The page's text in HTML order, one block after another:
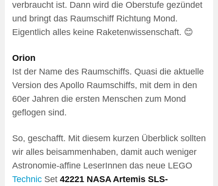
verbraucht ist. Dann wird die Oberstufe gezündet
und bringt das Raumschiff Richtung Mond.
Eigentlich alles keine Raketenwissenschaft. 😊
Orion
Ist der Name des Raumschiffs. Quasi die aktuelle
Version des Apollo Raumschiffs, mit dem in den
60er Jahren die ersten Menschen zum Mond
geflogen sind.
So, geschafft. Mit diesem kurzen Überblick sollten
wir alles beisammenhaben, damit auch weniger
Astronomie-affine LeserInnen das neue LEGO
Technic Set 42221 NASA Artemis SLS-